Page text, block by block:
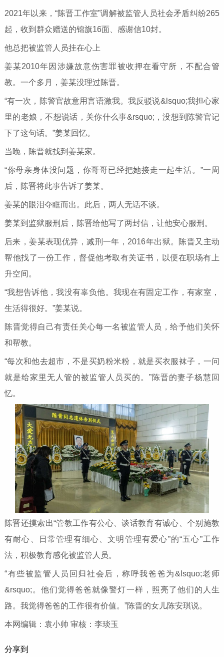
2021年以来，“陈晋工作室”调解被监管人员社会矛盾纠纷265
起，收到群众赠送的锦旗16面、感谢信10封。
他总把被监管人员挂在心上
姜某2010年因涉嫌故意伤害罪被收押在看守所，不配合管
教。一个多月，姜某没理过陈晋。
“有一次，陈警官故意用言语激我。我反驳说&lsquo;我担心家
里的老娘，不想说话，关你什么事&rsquo;，没想到陈警官记
下了这句话。”姜某回忆。
当晚，陈晋就找到姜某家。
“你母亲身体没问题，你哥哥已经把她接走一起生活。”一周
后，陈晋将此事告诉了姜某。
姜某的眼泪夺眶而出。此后，两人无话不谈。
姜某到监狱服刑后，陈晋给他写了两封信，让他安心服刑。
后来，姜某表现优异，减刑一年，2016年出狱。陈晋又主动
帮他找了一份工作，督促他考取有关证书，以便在职场有上
升空间。
“我想告诉他，我没有辜负他。我现在有固定工作，有家室，
生活得很好。”姜某说。
陈晋觉得自己有责任关心每一名被监管人员，给予他们关怀
和帮教。
“每次和他去超市，不是买奶粉米粉，就是买衣服袜子，一问
就是给家里无人管的被监管人员买的。”陈晋的妻子杨慧回
忆。
陈晋还摸索出“管教工作有公心、谈话教育有诚心、个别施教
有耐心、日常管理有细心、文明管理有爱心”的“五心”工作
法，积极教育感化被监管人员。
“有些被监管人员回归社会后，称呼我爸爸为&lsquo;老师
&rsquo;。他们觉得爸爸就像警灯一样，照亮了他们的人生
路。我觉得爸爸的工作很有价值。”陈晋的女儿陈安琪说。
本网编辑：袁小帅 审核：李琰玉
分享到